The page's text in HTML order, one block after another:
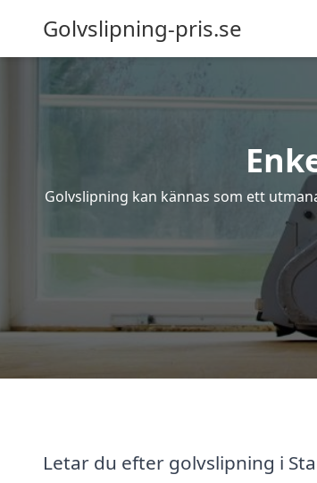
Golvslipning-pris.se
Golvslipning kan kännas som ett
Letar du efter golvslipning i